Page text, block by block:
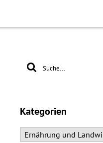
Kategorien